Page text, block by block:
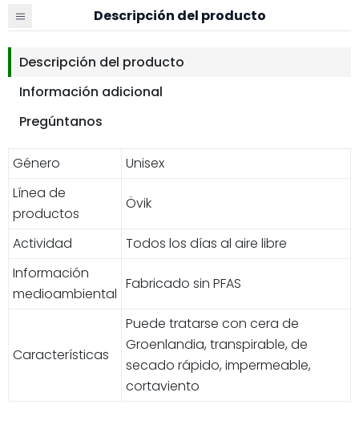
Descripción del producto
Descripción del producto
Información adicional
Pregúntanos
Género
Unisex
Línea de
productos
Övik
Actividad
Todos los días al aire libre
Información
medioambiental
Fabricado sin PFAS
Características
Puede tratarse con cera de
Groenlandia, transpirable, de
secado rápido, impermeable,
cortaviento